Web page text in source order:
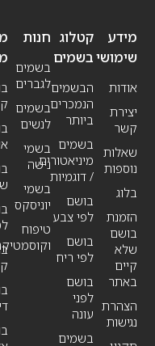
מידע
שימושי
אודות
יצירת
קשר
שאלות
נוספות
בלוג
הזמנת
בושם
שלא
קיים
באתר
הצהרת
נגישות
חנות
בשמים
לגברים
בשמים
לנשים
בשמי
נישה
בשמי
יוניסקס
טיפוח
קטלוג
בשמים
הבשמים
הנמכרים
ביותר
בשמים
מיניאטורים
/ דוגמיות
בושם
לפי צבע
בושם
לפי ריח
בושם
לפני
עונה
בשמים